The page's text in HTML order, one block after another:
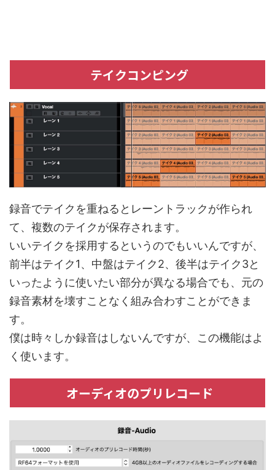
テイクコンピング
録音でテイクを重ねるとレーントラックが作られ
て、複数のテイクが保存されます。
いいテイクを採用するというのでもいいんですが、
前半はテイク1、中盤はテイク2、後半はテイク3と
いったように使いたい部分が異なる場合でも、元の
録音素材を壊すことなく組み合わすことができま
す。
僕は時々しか録音はしないんですが、この機能はよ
く使います。
オーディオのプリレコード